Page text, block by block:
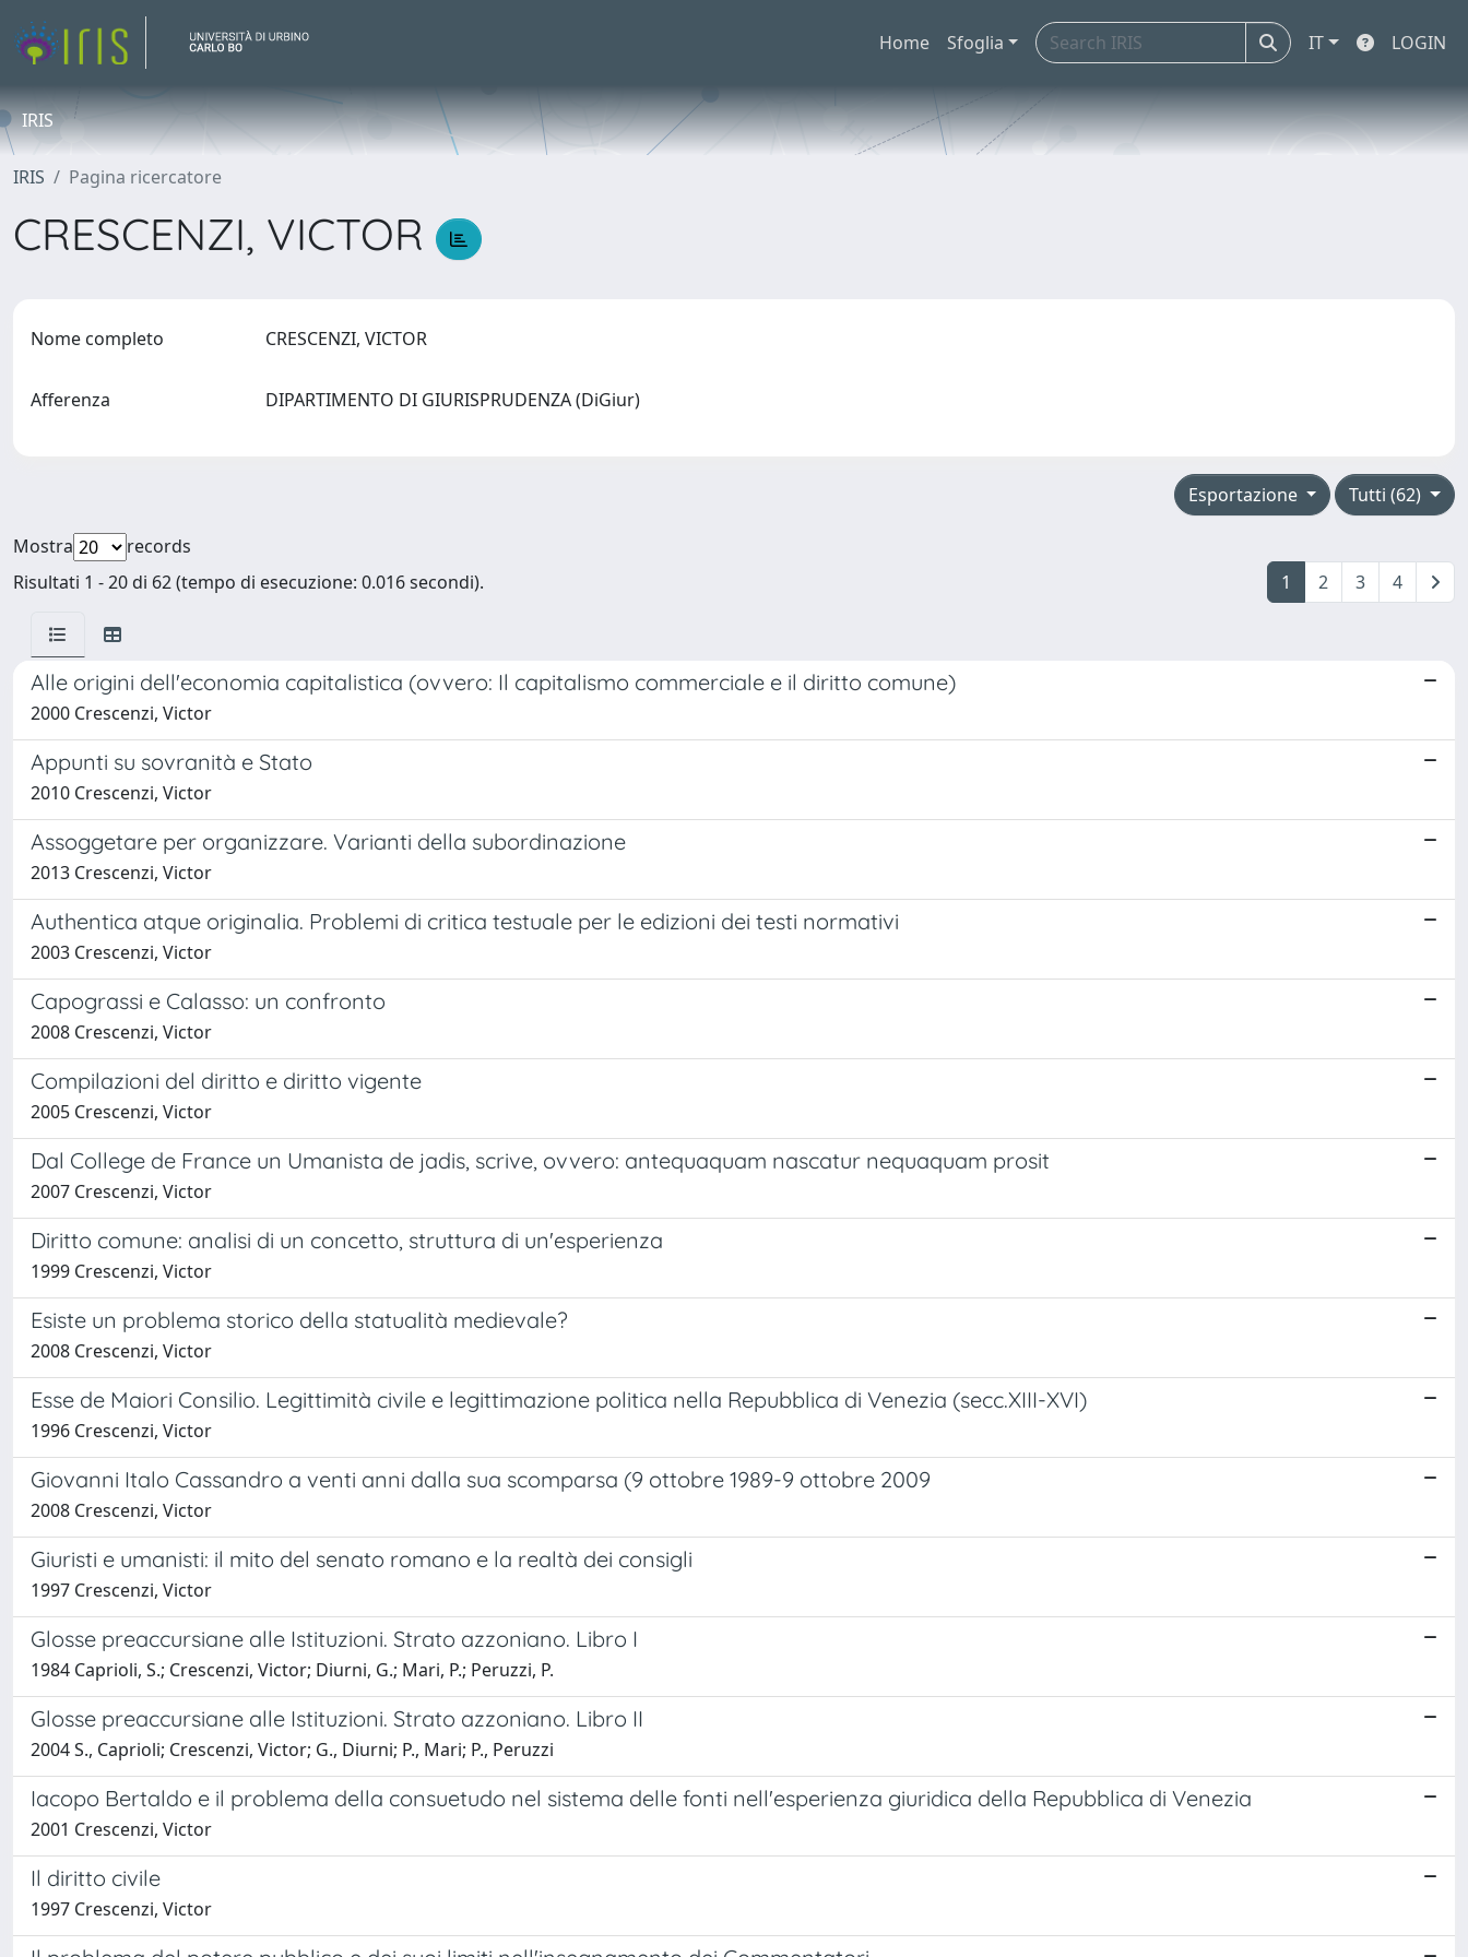
Home Sfoglia IT LOGIN
IRIS
IRIS Pagina ricercatore
CRESCENZI, VICTOR
Nome completo CRESCENZI, VICTOR
Afferenza DIPARTIMENTO DI GIURISPRUDENZA (DiGiur)
Tutti (62)
Esportazione
Mostra
records
Risultati 1 - 20 di 62 (tempo di esecuzione: 0.016 secondi).
1 2 3 4
Alle origini dell'economia capitalistica (ovvero: Il capitalismo commerciale e il diritto comune)
2000 Crescenzi, Victor
Appunti su sovranità e Stato
2010 Crescenzi, Victor
Assoggetare per organizzare. Varianti della subordinazione
2013 Crescenzi, Victor
Authentica atque originalia. Problemi di critica testuale per le edizioni dei testi normativi
2003 Crescenzi, Victor
Capograssi e Calasso: un confronto
2008 Crescenzi, Victor
Compilazioni del diritto e diritto vigente
2005 Crescenzi, Victor
Dal College de France un Umanista de jadis, scrive, ovvero: antequaquam nascatur nequaquam prosit
2007 Crescenzi, Victor
Diritto comune: analisi di un concetto, struttura di un'esperienza
1999 Crescenzi, Victor
Esiste un problema storico della statualità medievale?
2008 Crescenzi, Victor
Esse de Maiori Consilio. Legittimità civile e legittimazione politica nella Repubblica di Venezia (secc.XIII-XVI)
1996 Crescenzi, Victor
Giovanni Italo Cassandro a venti anni dalla sua scomparsa (9 ottobre 1989-9 ottobre 2009
2008 Crescenzi, Victor
Giuristi e umanisti: il mito del senato romano e la realtà dei consigli
1997 Crescenzi, Victor
Glosse preaccursiane alle Istituzioni. Strato azzoniano. Libro I
1984 Caprioli, S.; Crescenzi, Victor; Diurni, G.; Mari, P.; Peruzzi, P.
Glosse preaccursiane alle Istituzioni. Strato azzoniano. Libro II
2004 S., Caprioli; Crescenzi, Victor; G., Diurni; P., Mari; P., Peruzzi
Iacopo Bertaldo e il problema della consuetudo nel sistema delle fonti nell'esperienza giuridica della Repubblica di Venezia
2001 Crescenzi, Victor
Il diritto civile
1997 Crescenzi, Victor